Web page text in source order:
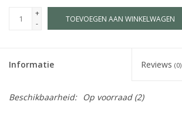
+
-
TOEVOEGEN AAN WINKELWAGEN
Informatie Reviews (0)
Beschikbaarheid: Op voorraad(2)